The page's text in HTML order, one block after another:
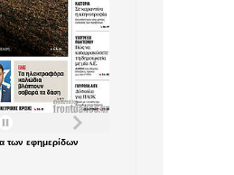
των εφημερίδων